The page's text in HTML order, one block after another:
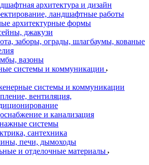
архитектура и дизайн
ландшафтные работы
архитектурные формы
джакузи
заборы, ограды, шлагбаумы, кованые
вазоны
системы и коммуникации
системы и коммуникации
вентиляция,
и канализация
системы
сантехника
печи, дымоходы
и отделочные материалы